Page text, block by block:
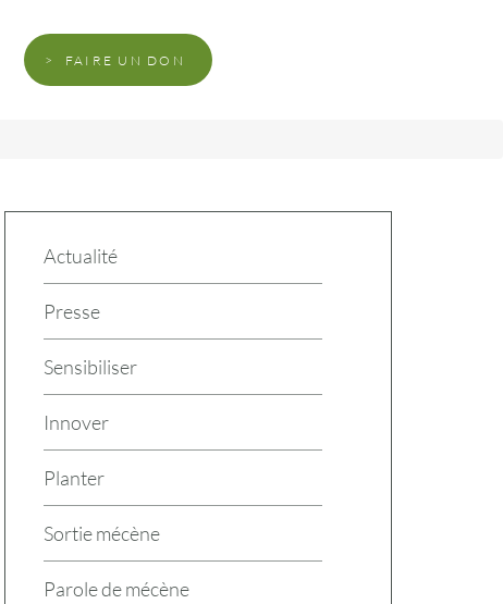
FAIRE UN DON
Actualité
Presse
Sensibiliser
Innover
Planter
Sortie mécène
Parole de mécène